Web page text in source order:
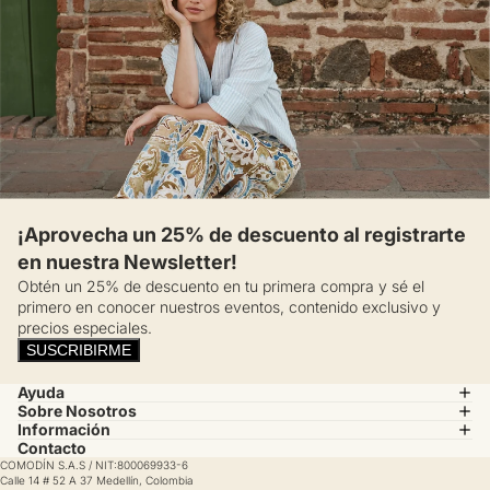
¡Aprovecha un 25% de descuento al registrarte
en nuestra Newsletter!
Obtén un 25% de descuento en tu primera compra y sé el
primero en conocer nuestros eventos, contenido exclusivo y
precios especiales.
SUSCRIBIRME
Ayuda
Sobre Nosotros
Información
Contacto
COMODÍN S.A.S / NIT:800069933-6
Calle 14 # 52 A 37 Medellín, Colombia